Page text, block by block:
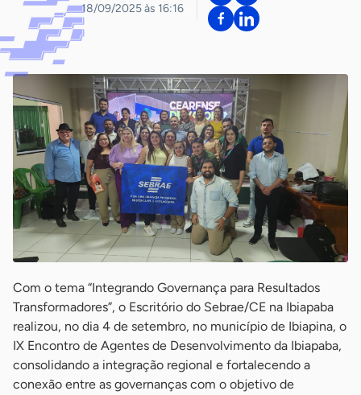
18/09/2025 às 16:16
Com o tema “Integrando Governança para Resultados
Transformadores”, o Escritório do Sebrae/CE na Ibiapaba
realizou, no dia 4 de setembro, no município de Ibiapina, o
IX Encontro de Agentes de Desenvolvimento da Ibiapaba,
consolidando a integração regional e fortalecendo a
conexão entre as governanças com o objetivo de